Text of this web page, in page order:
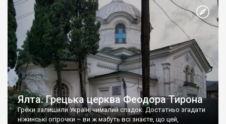
Ялта. Грецька церква Феодора Тирона
Греки залишили Україні чималий спадок. Достатньо згадати
ніжинські огірочки – ви ж мабуть всі знаєте, що цей,